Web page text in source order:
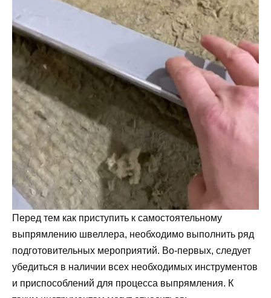
Перед тем как приступить к самостоятельному
выпрямлению швеллера, необходимо выполнить ряд
подготовительных мероприятий. Во-первых, следует
убедиться в наличии всех необходимых инструментов
и приспособлений для процесса выпрямления. К